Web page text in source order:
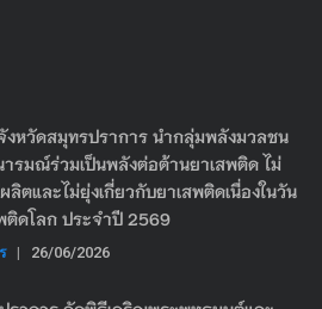
งหวัดสมุทรปราการ นำกลุ่มพลังมวลชน
ารมณ์ร่วมเป็นพลังต่อต้านยาเสพติด ไม่
ลิตและไม่ยุ่งเกี่ยวกับยาเสพติดเนื่องในวัน
ติดโลก ประจำปี 2569
| 26/06/2026